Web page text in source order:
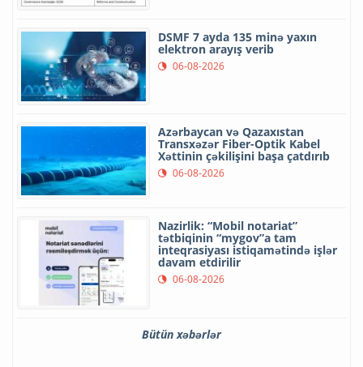
DSMF 7 ayda 135 minə yaxın
elektron arayış verib
06-08-2026
Azərbaycan və Qazaxıstan
Transxəzər Fiber-Optik Kabel
Xəttinin çəkilişini başa çatdırıb
06-08-2026
Nazirlik: “Mobil notariat”
tətbiqinin “mygov”a tam
inteqrasiyası istiqamətində işlər
davam etdirilir
06-08-2026
Bütün xəbərlər